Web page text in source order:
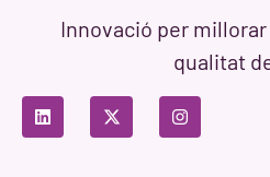
Innovació per
qualitat